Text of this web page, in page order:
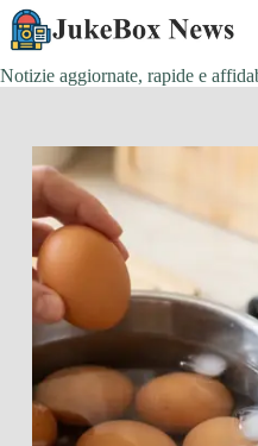
Salta
contenuto
Notizie aggiornate, rapide e